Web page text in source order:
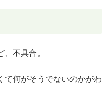
不具合。
て何がそうでないのかがわ